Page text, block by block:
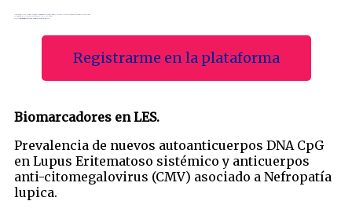
Registrarme en la plataforma
Biomarcadores en LES.
Prevalencia de nuevos autoanticuerpos DNA CpG
en Lupus Eritematoso sistémico y anticuerpos
anti-citomegalovirus (CMV) asociado a Nefropatía
lupica.